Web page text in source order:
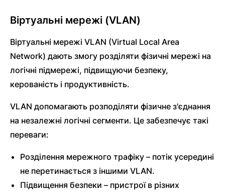
Віртуальні мережі (VLAN)
Віртуальні мережі VLAN (Virtual Local Area
Network) дають змогу розділяти фізичні мережі на
логічні підмережі, підвищуючи безпеку,
керованість і продуктивність.
VLAN допомагають розподіляти фізичне з'єднання
на незалежні логічні сегменти. Це забезпечує такі
переваги:
Розділення мережного трафіку – потік усередині
не перетинається з іншими VLAN.
Підвищення безпеки – пристрої в різних